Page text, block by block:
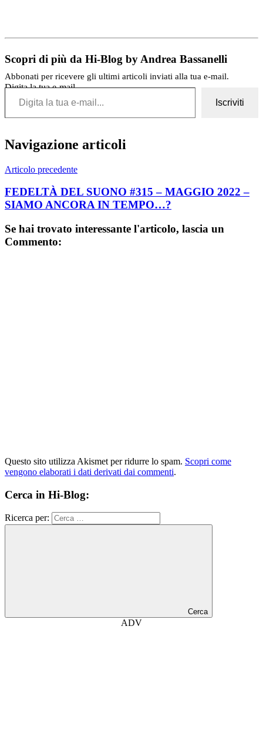
Scopri di più da Hi-Blog by Andrea Bassanelli
Abbonati per ricevere gli ultimi articoli inviati alla tua e-mail.
Digita la tua e-mail...
Iscriviti
Navigazione articoli
Articolo precedente
FEDELTÀ DEL SUONO #315 – MAGGIO 2022 –
SIAMO ANCORA IN TEMPO…?
Se hai trovato interessante l'articolo, lascia un
Commento:
Questo sito utilizza Akismet per ridurre lo spam. Scopri come
vengono elaborati i dati derivati dai commenti.
Cerca in Hi-Blog:
Ricerca per:
Cerca
ADV